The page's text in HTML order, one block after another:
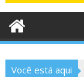
Você está aqui